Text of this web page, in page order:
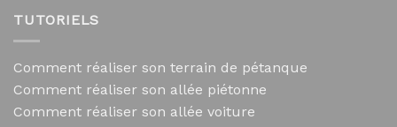
TUTORIELS
Comment réaliser son terrain de pétanque
Comment réaliser son allée piétonne
Comment réaliser son allée voiture